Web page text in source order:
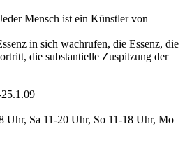
Mensch ist ein Künstler von
in sich wachrufen, die Essenz, die
die substantielle Zuspitzung der
Uhr, Sa 11-20 Uhr, So 11-18 Uhr, Mo